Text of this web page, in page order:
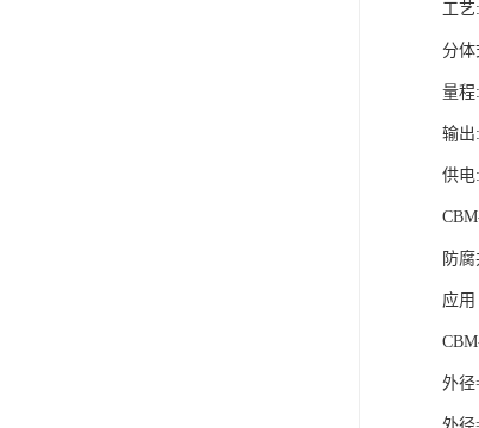
工
分体
量程
输出
供电
防
应用
外径